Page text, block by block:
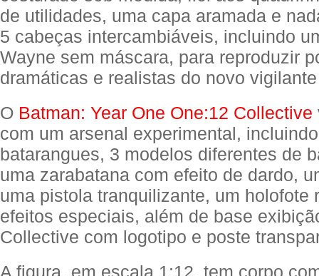
de utilidades, uma capa aramada e
5 cabeças intercambiáveis, incluindo
Wayne sem máscara, para reproduzir
dramáticas e realistas do novo
O Batman: Year One One:12 Collective
com um arsenal experimental,
batarangues, 3 modelos diferentes de
uma zarabatana com efeito de dardo,
uma pistola tranquilizante, um holofote
efeitos especiais, além de base
Collective com logotipo e poste
A figura, em escala 1:12, tem corpo